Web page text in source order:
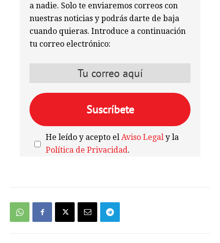
a nadie. Solo te enviaremos correos con
nuestras noticias y podrás darte de baja
cuando quieras. Introduce a continuación
tu correo electrónico:
He leído y acepto elAviso Legal y la
Política de Privacidad.